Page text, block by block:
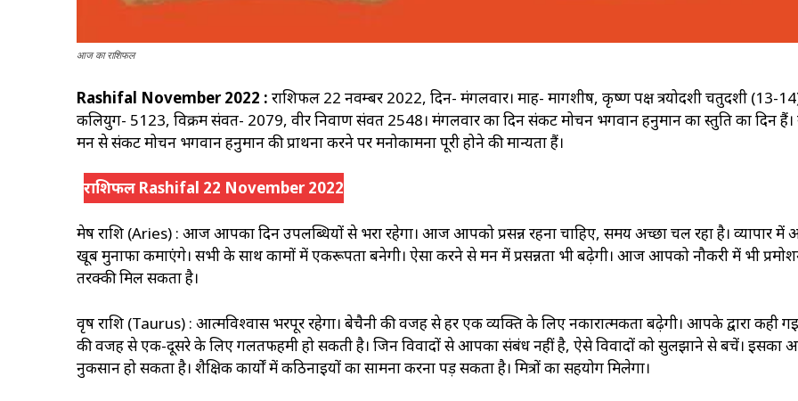
आज का राशिफल
Rashifal November 2022 : राशिफल 22 नवम्बर 2022, दिन- मंगलवार। माह- मार्गशीर्ष, कृष्ण पक्ष त्रयोदशी चतुर्दशी (13-
कलियुग- 5123, विक्रम संवत- 2079, वीर निर्वाण संवत 2548। मंगलवार का दिन संकट मोचन भगवान हनुमान का स्तुति का दिन
मन से संकट मोचन भगवान हनुमान की प्रार्थना करने पर मनोकामना पूरी होने की मान्यता हैं।
राशिफल Rashifal 22 November 2022
मेष राशि (Aries) : आज आपका दिन उपलब्धियों से भरा रहेगा। आज आपको प्रसन्न रहना चाहिए, समय अच्छा चल रहा है। व्यापार
खूब मुनाफा कमाएंगे। सभी के साथ कामों में एकरूपता बनेगी। ऐसा करने से मन में प्रसन्नता भी बढ़ेगी। आज आपको नौकरी में भी
तरक्की मिल सकता है।
वृष राशि (Taurus) : आत्मविश्वास भरपूर रहेगा। बेचैनी की वजह से हर एक व्यक्ति के लिए नकारात्मकता बढ़ेगी। आपके द्वारा कही
की वजह से एक-दूसरे के लिए गलतफहमी हो सकती है। जिन विवादों से आपका संबंध नहीं है, ऐसे विवादों को सुलझाने से बचें। इसका
नुकसान हो सकता है। शैक्षिक कार्यों में कठिनाइयों का सामना करना पड़ सकता है। मित्रों का सहयोग मिलेगा।